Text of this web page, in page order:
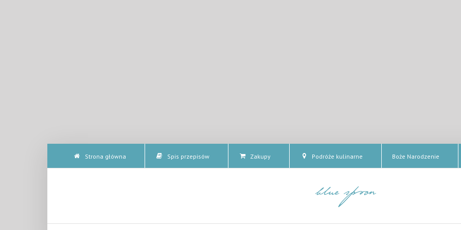
Strona główna Spis przepisów Zakupy Podróże kulinarne Boże Narodzenie